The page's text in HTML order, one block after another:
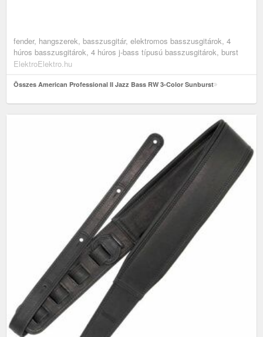
fender, hangszerek, basszusgitár, elektromos basszusgitárok, 4
húros basszusgitárok, 4 húros j-bass típusú basszusgitárok, burst
ElektroElektro.hu
Összes American Professional II Jazz Bass RW 3-Color Sunburst